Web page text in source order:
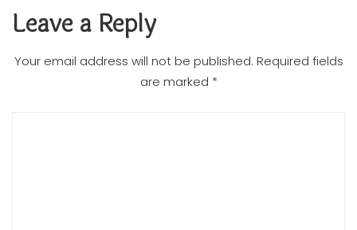
Leave a Reply
Your email address will not be published. Required fields
are marked *